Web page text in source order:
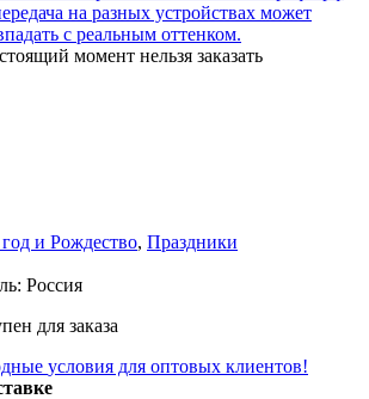
на разных устройствах может
с реальным оттенком.
момент нельзя заказать
и Рождество, Праздники
Россия
для заказа
условия для оптовых клиентов!